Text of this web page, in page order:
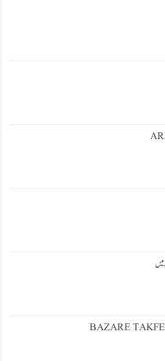
میں
BAZARE